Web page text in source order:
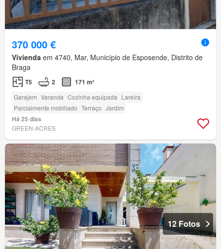
370 000 €
Vivienda em 4740, Mar, Município de Esposende, Distrito de
Braga
T5 2 171 m²
Garajem Varanda Cozinha equipada Lareira
Parcialmente mobiliado Terraço Jardim
Há 25 dias
GREEN-ACRES
12 Fotos